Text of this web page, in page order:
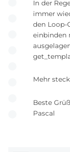
In der
immer
den
einbinden
Mehr
Beste
Pascal